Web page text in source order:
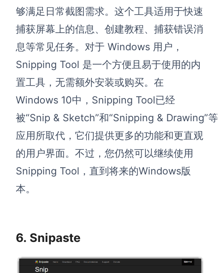
够满足日常截图需求。这个工具适用于快速
捕获屏幕上的信息、创建教程、捕获错误消
息等常见任务。对于 Windows 用户，
Snipping Tool 是一个方便且易于使用的内
置工具，无需额外安装或购买。在
Windows 10中，Snipping Tool已经
被“Snip & Sketch”和“Snipping & Drawing”等
应用所取代，它们提供更多的功能和更直观
的用户界面。不过，您仍然可以继续使用
Snipping Tool，直到将来的Windows版
本。
6. Snipaste